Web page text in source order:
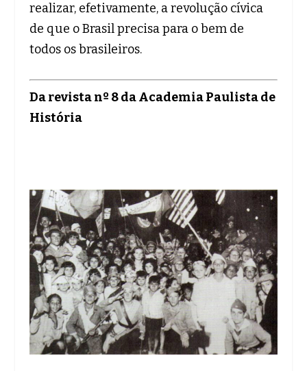
realizar, efetivamente, a revolução cívica
de que o Brasil precisa para o bem de
todos os brasileiros.
Da revista nº 8 da Academia Paulista de
História